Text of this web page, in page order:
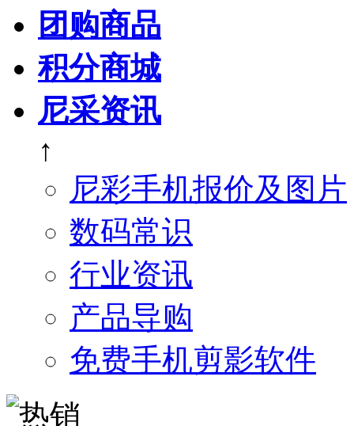
团购商品
积分商城
尼采资讯
↑
尼彩手机报价及图片
数码常识
行业资讯
产品导购
免费手机剪影软件